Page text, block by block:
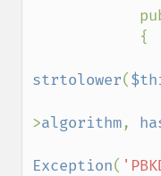
strtolower(
>algorithm,
Exception(